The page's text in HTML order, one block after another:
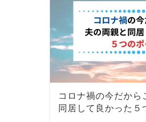
コロナ禍の今だから
同居して良かった５